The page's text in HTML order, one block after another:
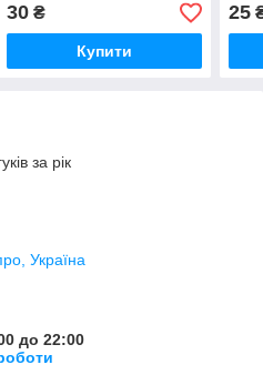
30₴
Купити
25
за рік
Україна
до 22:00